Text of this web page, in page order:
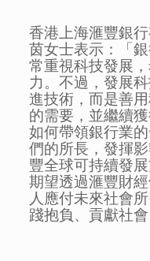
香港上海滙豐銀
茵女士表示：「
常重視科技發展
力。不過，發展
進技術，而是善
的需要，並繼續
如何帶領銀行業
們的所長，發揮
豐全球可持續發
期望透過滙豐財
人應付未來社會
踐抱負、貢獻社會